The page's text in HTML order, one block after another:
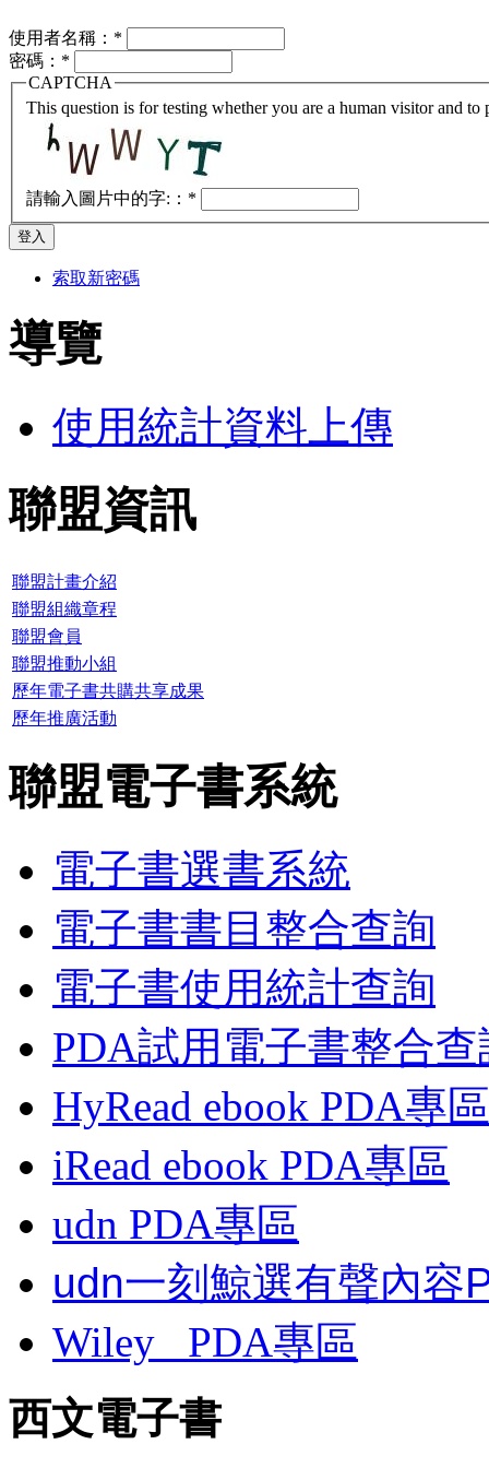
使用者名稱： *
密碼： *
CAPTCHA
This question is for testing whether you are a human visitor and to
請輸入圖片中的字:： *
索取新密碼
導覽
使用統計資料上傳
聯盟資訊
聯盟計畫介紹
聯盟組織章程
聯盟會員
聯盟推動小組
歷年電子書共購共享成果
歷年推廣活動
聯盟電子書系統
電子書選書系統
電子書書目整合查詢
電子書使用統計查詢
PDA試用電子書整合查
HyRead ebook PDA專區
iRead ebook PDA專區
udn PDA專區
udn一刻鯨選有聲內容
Wiley
PDA專區
西文電子書